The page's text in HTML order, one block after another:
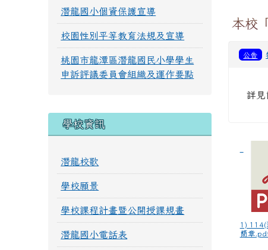
本校
公告
詳見
1) 114(
簡章
潛龍國小個資保護宣導
校園性別平等教育法規及宣導
桃園市龍潭區潛龍國民小學學生
申訴評議委員會組織及運作要點
學校資訊
潛龍校歌
學校願景
學校課程計畫暨公開授課規畫
潛龍國小電話表